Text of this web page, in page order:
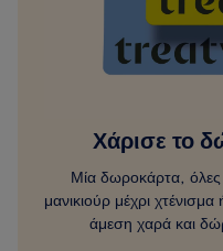
Χάρισε το
Μία δωροκάρτα,
μανικιούρ μέχρι
άμεση χαρά και